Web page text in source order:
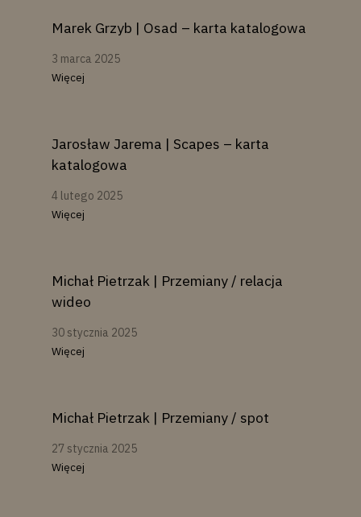
Marek Grzyb | Osad – karta katalogowa
3 marca 2025
Więcej
Jarosław Jarema | Scapes – karta
katalogowa
4 lutego 2025
Więcej
Michał Pietrzak | Przemiany / relacja
wideo
30 stycznia 2025
Więcej
Michał Pietrzak | Przemiany / spot
27 stycznia 2025
Więcej